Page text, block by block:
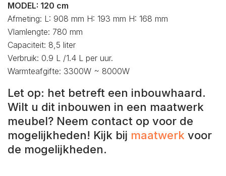
MODEL: 120 cm
Afmeting: L: 908 mm H: 193 mm H: 168 mm
Vlamlengte: 780 mm
Capaciteit: 8,5 liter
Verbruik: 0.9 L /1.4 L per uur.
Warmteafgifte: 3300W ~ 8000W
Let op: het betreft een inbouwhaard.
Wilt u dit inbouwen in een maatwerk
meubel? Neem contact op voor de
mogelijkheden! Kijk bij maatwerk voor
de mogelijkheden.